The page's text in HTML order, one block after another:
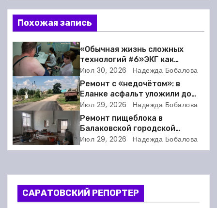
в
и
а
ц
и
я
п
о
Похожая запись
«Обычная жизнь сложных
технологий #6»ЭКГ как
искусство: когда ритм жизни
требует расшифровки
Июл 30, 2026 Надежда Бобалова
Ремонт с «недочётом»: в
Еланке асфальт уложили до
школы, но не дошли 30 метров
Июл 29, 2026 Надежда Бобалова
Ремонт пищеблока в
Балаковской городской
клинической больнице
выходит на финишную прямую
Июл 29, 2026 Надежда Бобалова
САРАТОВСКИЙ РЕПОРТЕР